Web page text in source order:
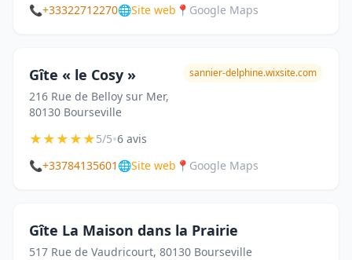
📞+33322712270🌐Site web 📍 Google Maps
Gîte « le Cosy »
216 Rue de Belloy sur Mer,
80130 Bourseville
sannier-delphine.wixsite.com
★★★★★5/5•6 avis
📞+33784135601 🌐Site web 📍 Google Maps
Gîte La Maison dans la Prairie
517 Rue de Vaudricourt, 80130 Bourseville